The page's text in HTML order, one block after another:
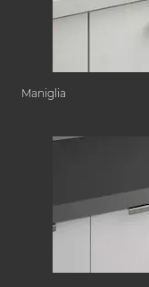
Maniglia